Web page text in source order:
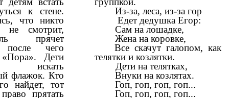
к стене.
что никто
не смотрит,
прячет
после чего
«Пора». Дети
искать
флажок. Кто
найдет, тот
прятать
Из-за, леса, из-за гор
Едет дедушка Егор:
Сам на лошадке,
Жена на коровке,
Все скачут галопом, как
телятки и козлятки.
Дети на телятках,
Внуки на козлятах.
Гоп, гоп, гоп, гоп...
Гоп, гоп, гоп, гоп...